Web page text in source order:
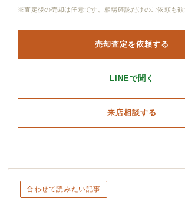
※査定後の売却は任意です。相場確認だけのご依頼も歓
売却査定を依頼する
LINEで聞く
来店相談する
合わせて読みたい記事